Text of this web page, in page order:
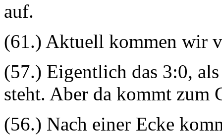
auf.
(61.) Aktuell kommen wir
(57.) Eigentlich das 3:0,
steht. Aber da kommt zum
(56.) Nach einer Ecke